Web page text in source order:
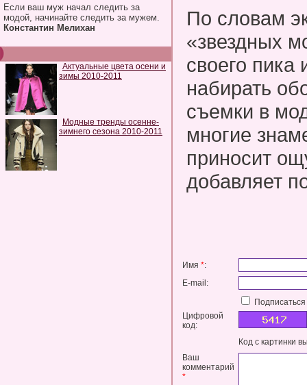
Если ваш муж начал следить за
модой, начинайте следить за мужем.
Константин Мелихан
Актуальные цвета осени и
зимы 2010-2011
Модные тренды осенне-
зимнего сезона 2010-2011
По словам
«звездных
своего
набирать
съемки в
многие
приносит
добавляет
Имя *:
E-mail:
Цифровой
код:
Код с картинки
Ваш
комментарий
*